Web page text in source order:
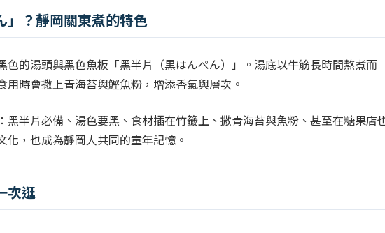
」？靜岡關東煮的特色
色的湯頭與黑色魚板「黑半片（黒はんぺん）」。湯底以牛筋長時間熬煮而
時會撒上青海苔與鰹魚粉，增添香氣與層次。
黑半片必備、湯色要黑、食材插在竹籤上、撒青海苔與魚粉、甚至在糖果店
，也成為靜岡人共同的童年記憶。
次逛